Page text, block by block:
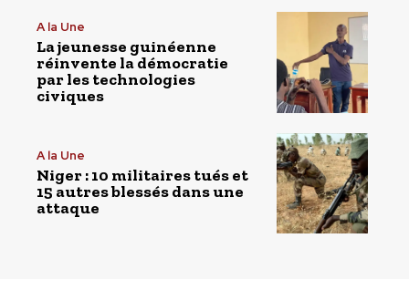
A la Une
La jeunesse guinéenne
réinvente la démocratie
par les technologies
civiques
A la Une
Niger : 10 militaires tués et
15 autres blessés dans une
attaque